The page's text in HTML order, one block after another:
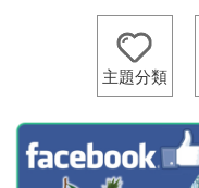
主題分類